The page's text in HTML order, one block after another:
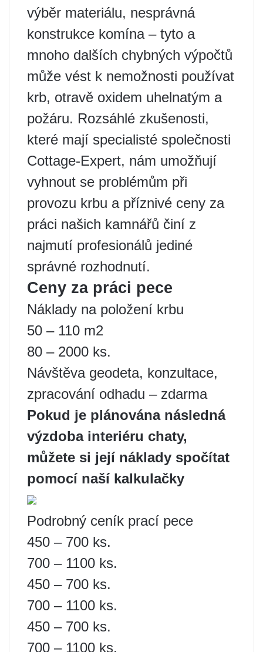
výběr materiálu, nesprávná
konstrukce komína – tyto a
mnoho dalších chybných výpočtů
může vést k nemožnosti používat
krb, otravě oxidem uhelnatým a
požáru. Rozsáhlé zkušenosti,
které mají specialisté společnosti
Cottage-Expert, nám umožňují
vyhnout se problémům při
provozu krbu a příznivé ceny za
práci našich kamnářů činí z
najmutí profesionálů jediné
správné rozhodnutí.
Ceny za práci pece
Náklady na položení krbu
50 – 110 m2
80 – 2000 ks.
Návštěva geodeta, konzultace,
zpracování odhadu – zdarma
Pokud je plánována následná
výzdoba interiéru chaty,
můžete si její náklady spočítat
pomocí naší kalkulačky
Podrobný ceník prací pece
450 – 700 ks.
700 – 1100 ks.
450 – 700 ks.
700 – 1100 ks.
450 – 700 ks.
700 – 1100 ks.